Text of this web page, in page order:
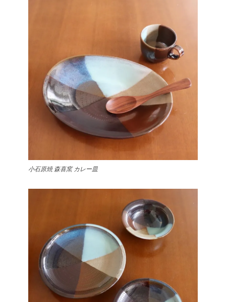
小石原焼 森喜窯 カレー皿